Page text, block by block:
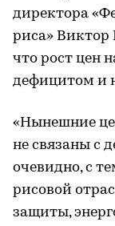
директора
риса» Виктор
что рост цен
дефицитом и
«Нынешние
не связаны с
очевидно, с
рисовой
защиты,